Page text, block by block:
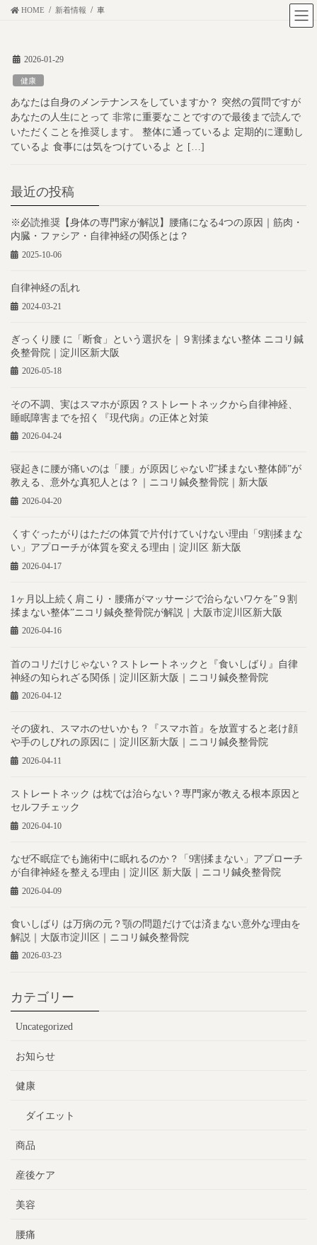
HOME 新着情報 車
2026-01-29
健康
あなたは自身のメンテナンスをしていますか？ 突然の質問ですが
あなたの人生にとって 非常に重要なことですので最後まで読んで
いただくことを推奨します。 整体に通っているよ 定期的に運動し
ているよ 食事には気をつけているよ と […]
最近の投稿
※必読推奨【身体の専門家が解説】腰痛になる4つの原因｜筋肉・
内臓・ファシア・自律神経の関係とは？
2025-10-06
自律神経の乱れ
2024-03-21
ぎっくり腰 に「断食」という選択を｜９割揉まない整体 ニコリ鍼
灸整骨院｜淀川区新大阪
2026-05-18
その不調、実はスマホが原因？ストレートネックから自律神経、
睡眠障害までを招く『現代病』の正体と対策
2026-04-24
寝起きに腰が痛いのは「腰」が原因じゃない⁉︎”揉まない整体師”が
教える、意外な真犯人とは？｜ニコリ鍼灸整骨院｜新大阪
2026-04-20
くすぐったがりはただの体質で片付けていけない理由「9割揉まな
い」アプローチが体質を変える理由｜淀川区 新大阪
2026-04-17
1ヶ月以上続く肩こり・腰痛がマッサージで治らないワケを”９割
揉まない整体”ニコリ鍼灸整骨院が解説｜大阪市淀川区新大阪
2026-04-16
首のコリだけじゃない？ストレートネックと『食いしばり』自律
神経の知られざる関係｜淀川区新大阪｜ニコリ鍼灸整骨院
2026-04-12
その疲れ、スマホのせいかも？『スマホ首』を放置すると老け顔
や手のしびれの原因に｜淀川区新大阪｜ニコリ鍼灸整骨院
2026-04-11
ストレートネック は枕では治らない？専門家が教える根本原因と
セルフチェック
2026-04-10
なぜ不眠症でも施術中に眠れるのか？「9割揉まない」アプローチ
が自律神経を整える理由｜淀川区 新大阪｜ニコリ鍼灸整骨院
2026-04-09
食いしばり は万病の元？顎の問題だけでは済まない意外な理由を
解説｜大阪市淀川区｜ニコリ鍼灸整骨院
2026-03-23
カテゴリー
Uncategorized
お知らせ
健康
ダイエット
商品
産後ケア
美容
腰痛